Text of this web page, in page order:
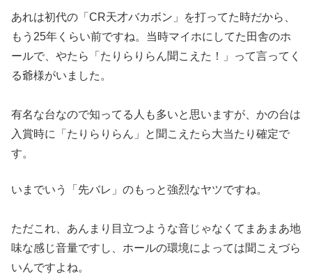
あれは初代の「CR天才バカボン」を打ってた時だから、
もう25年くらい前ですね。当時マイホにしてた田舎のホ
ールで、やたら「 たりらりらん聞こえた！」って言ってく
る爺様がいました。
有名な台なので知ってる人も多いと思いますが、かの台は
入賞時に
「たりらりらん」と聞こえたら大当たり確定で
す。
いまでいう「 先バレ」のもっと強烈なヤツですね。
ただこれ、あんまり目立つような音じゃなくてまあまあ地
味な感じ音量ですし、ホールの環境によっては聞こえづら
いんですよね。